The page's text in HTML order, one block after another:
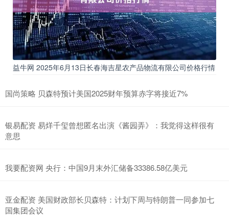
益牛网 2025年6月13日长春海吉星农产品物流有限公司价格行情
国尚策略 贝森特预计美国2025财年预算赤字将接近7%
银易配资 易烊千玺曾想匿名出演《酱园弄》：我觉得这样很有
意思
我要配资网 央行：中国9月末外汇储备33386.58亿美元
亚金配资 美国财政部长贝森特：计划下周与特朗普一同参加七
国集团会议